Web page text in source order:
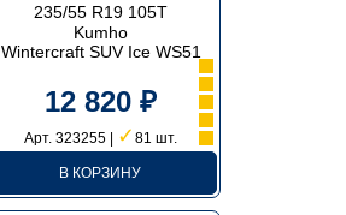
235/55 R19 105T
Kumho
Wintercraft SUV Ice WS51
12 820 ₽
Арт. 323255 | ✓ 81 шт.
В КОРЗИНУ